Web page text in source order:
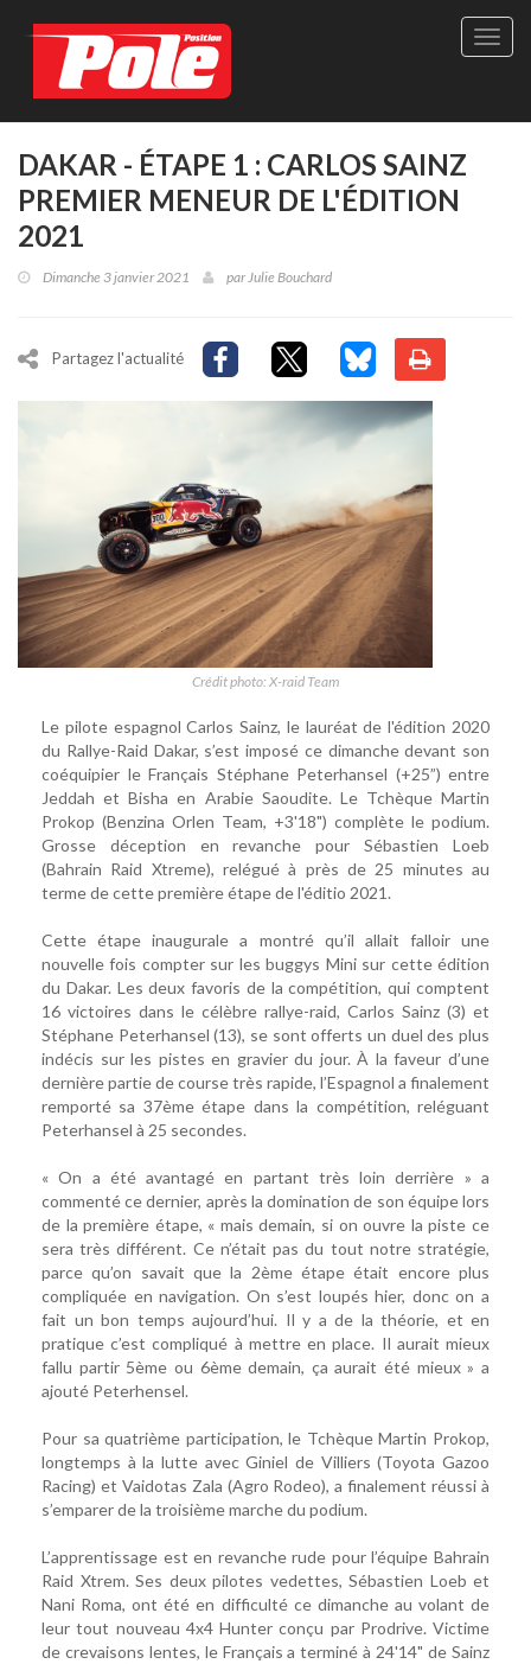
Site
DAKAR - ÉTAPE 1 : CARLOS SAINZ
PREMIER MENEUR DE L'ÉDITION
2021
Dimanche 3 janvier 2021 parJulie Bouchard
Partagez l'actualité
Crédit photo: X-raid Team
Le pilote espagnol Carlos Sainz, le lauréat de l'édition 2020
du Rallye-Raid Dakar, s’est imposé ce dimanche devant son
coéquipier le Français Stéphane Peterhansel (+25”) entre
Jeddah et Bisha en Arabie Saoudite. Le Tchèque Martin
Prokop (Benzina Orlen Team, +3'18") complète le podium.
Grosse déception en revanche pour Sébastien Loeb
(Bahrain Raid Xtreme), relégué à près de 25 minutes au
terme de cette première étape de l'éditio 2021.
Cette étape inaugurale a montré qu’il allait falloir une
nouvelle fois compter sur les buggys Mini sur cette édition
du Dakar. Les deux favoris de la compétition, qui comptent
16 victoires dans le célèbre rallye-raid, Carlos Sainz (3) et
Stéphane Peterhansel (13), se sont offerts un duel des plus
indécis sur les pistes en gravier du jour. À la faveur d’une
dernière partie de course très rapide, l’Espagnol a finalement
remporté sa 37ème étape dans la compétition, reléguant
Peterhansel à 25 secondes.
« On a été avantagé en partant très loin derrière » a
commenté ce dernier, après la domination de son équipe lors
de la première étape, « mais demain, si on ouvre la piste ce
sera très différent. Ce n’était pas du tout notre stratégie,
parce qu’on savait que la 2ème étape était encore plus
compliquée en navigation. On s’est loupés hier, donc on a
fait un bon temps aujourd’hui. Il y a de la théorie, et en
pratique c’est compliqué à mettre en place. Il aurait mieux
fallu partir 5ème ou 6ème demain, ça aurait été mieux » a
ajouté Peterhensel.
Pour sa quatrième participation, le Tchèque Martin Prokop,
longtemps à la lutte avec Giniel de Villiers (Toyota Gazoo
Racing) et Vaidotas Zala (Agro Rodeo), a finalement réussi à
s’emparer de la troisième marche du podium.
L’apprentissage est en revanche rude pour l’équipe Bahrain
Raid Xtrem. Ses deux pilotes vedettes, Sébastien Loeb et
Nani Roma, ont été en difficulté ce dimanche au volant de
leur tout nouveau 4x4 Hunter conçu par Prodrive. Victime
de crevaisons lentes, le Français a terminé à 24'14" de Sainz